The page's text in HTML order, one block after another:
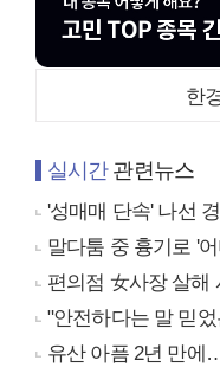
한
실시간관련뉴스
'성매매 단속' 나선
말다툼 중 흉기로 '
편의점 女사장 살해
"안전하다는 말 믿
유산 아픔 2년 만에